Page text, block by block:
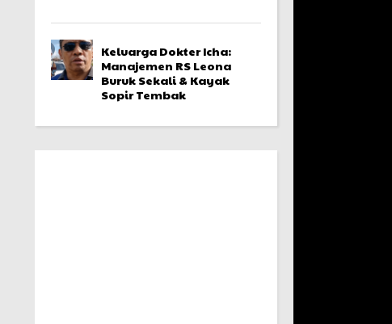
Keluarga Dokter Icha:
Manajemen RS Leona
Buruk Sekali & Kayak
Sopir Tembak